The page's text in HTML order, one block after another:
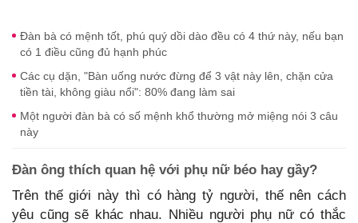
Đàn bà có mệnh tốt, phú quý dồi dào đều có 4 thứ này, nếu bạn
có 1 điều cũng đủ hạnh phúc
Các cụ dặn, "Bàn uống nước đừng để 3 vật này lên, chặn cửa
tiền tài, không giàu nổi": 80% đang làm sai
Một người đàn bà có số mệnh khổ thường mở miệng nói 3 câu
này
Đàn ông thích quan hệ với phụ nữ béo hay gầy?
Trên thế giới này thì có hàng tỷ người, thế nên cách
yêu cũng sẽ khác nhau. Nhiều người phụ nữ có thắc